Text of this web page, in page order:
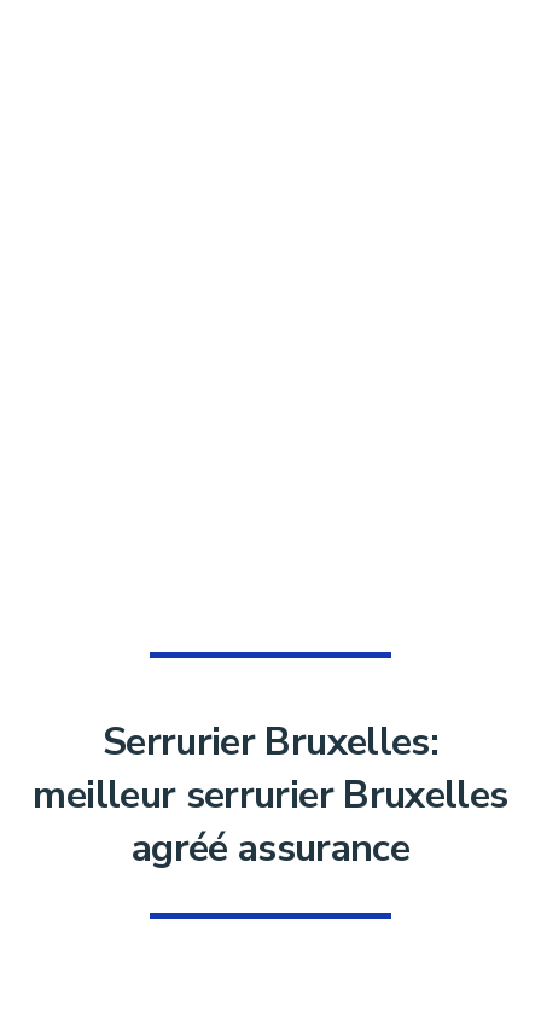
Serrurier Bruxelles:
meilleur serrurier Bruxelles
agréé assurance